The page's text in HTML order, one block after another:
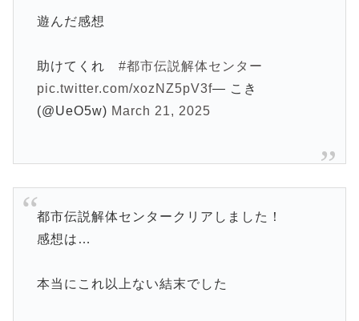
遊んだ感想
助けてくれ #都市伝説解体センター
pic.twitter.com/xozNZ5pV3f— こき
(@UeO5w) March 21, 2025
都市伝説解体センタークリアしました！
感想は…
本当にこれ以上ない結末でした